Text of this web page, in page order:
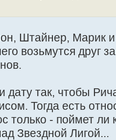
Штайнер, Марик
возьмутся друг
дату так, чтобы
Тогда есть
только - поймет ли
Звездной Лигой...